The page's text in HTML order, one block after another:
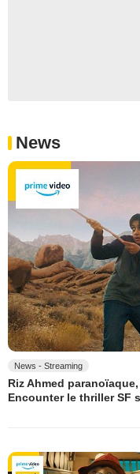
News
News - Streaming
Riz Ahmed
Encounter le thriller SF